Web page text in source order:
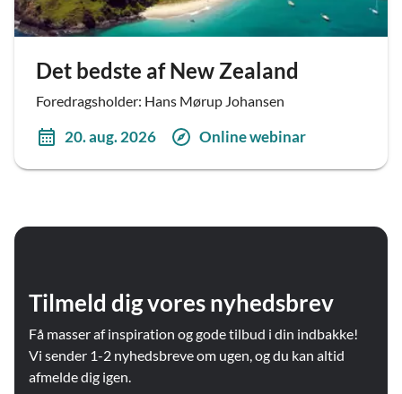
Det bedste af New Zealand
Foredragsholder: Hans Mørup Johansen
20. aug. 2026 Online webinar
Tilmeld dig vores nyhedsbrev
Få masser af inspiration og gode tilbud i din indbakke!
Vi sender 1-2 nyhedsbreve om ugen, og du kan altid
afmelde dig igen.